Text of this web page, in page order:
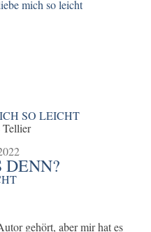
SO LEICHT
DENN?
gehört, aber mir hat es